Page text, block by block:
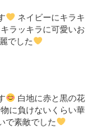
ネイビーにキラキ
キラッキラに可愛いお
でした
白地に赤と黒の花
に負けないくらい華
で素敵でした